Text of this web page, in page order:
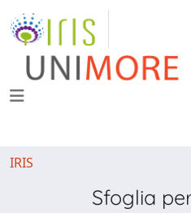
IRIS
Sfoglia